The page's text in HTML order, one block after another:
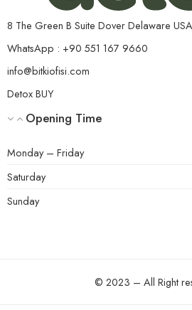
8 The Green B Suite Dover Delaware
WhatsApp : +90 551 167 9660
info@bitkiofisi.com
Detox BUY
Opening Time
Monday – Friday
Saturday
Sunday
© 2023 – All Right